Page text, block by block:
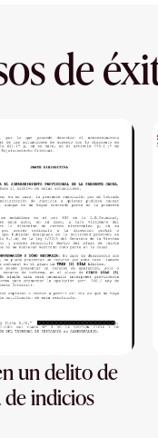
de
un delito de
de indicios